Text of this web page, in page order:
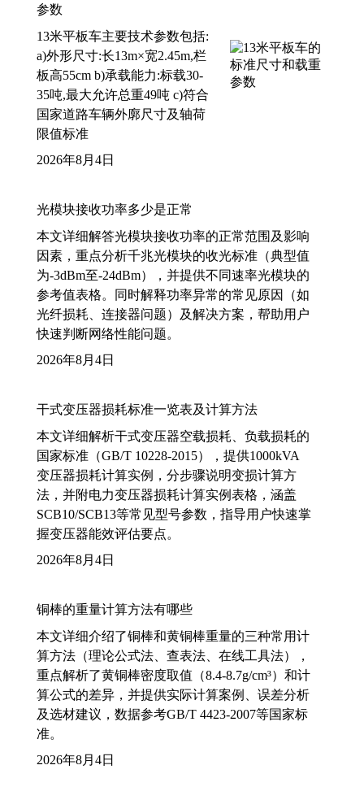
参数
13米平板车主要技术参数包括:
a)外形尺寸:长13m×宽2.45m,栏
板高55cm b)承载能力:标载30-
35吨,最大允许总重49吨 c)符合
国家道路车辆外廓尺寸及轴荷
限值标准
2026年8月4日
光模块接收功率多少是正常
本文详细解答光模块接收功率的正常范围及影响
因素，重点分析千兆光模块的收光标准（典型值
为-3dBm至-24dBm），并提供不同速率光模块的
参考值表格。同时解释功率异常的常见原因（如
光纤损耗、连接器问题）及解决方案，帮助用户
快速判断网络性能问题。
2026年8月4日
干式变压器损耗标准一览表及计算方法
本文详细解析干式变压器空载损耗、负载损耗的
国家标准（GB/T 10228-2015），提供1000kVA
变压器损耗计算实例，分步骤说明变损计算方
法，并附电力变压器损耗计算实例表格，涵盖
SCB10/SCB13等常见型号参数，指导用户快速掌
握变压器能效评估要点。
2026年8月4日
铜棒的重量计算方法有哪些
本文详细介绍了铜棒和黄铜棒重量的三种常用计
算方法（理论公式法、查表法、在线工具法），
重点解析了黄铜棒密度取值（8.4-8.7g/cm³）和计
算公式的差异，并提供实际计算案例、误差分析
及选材建议，数据参考GB/T 4423-2007等国家标
准。
2026年8月4日